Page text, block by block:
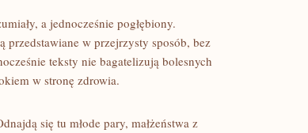
a jednocześnie pogłębiony.
przedstawiane w przejrzysty sposób, bez
teksty nie bagatelizują bolesnych
w stronę zdrowia.
się tu młode pary, małżeństwa z